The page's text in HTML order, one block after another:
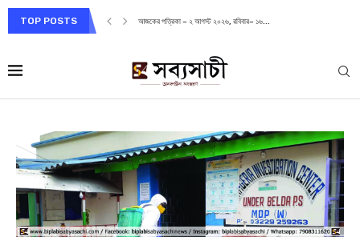
TOP POSTS আজকের পত্রিকা – ২ আগস্ট ২০২৬, রবিবার– ১৬...